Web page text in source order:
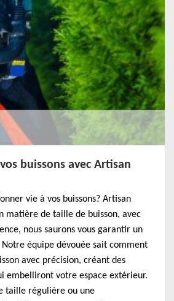
buissons avec Artisan
vie à vos buissons? Artisan
matière de taille de buisson, avec
nous saurons vous garantir un
équipe dévouée sait comment
avec précision, créant des
embelliront votre espace extérieur.
taille régulière ou une